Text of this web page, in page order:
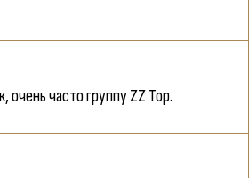
очень часто группу ZZ Top.